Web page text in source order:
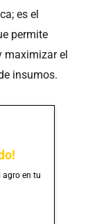
es el
permite
maximizar el
insumos.
agro en tu